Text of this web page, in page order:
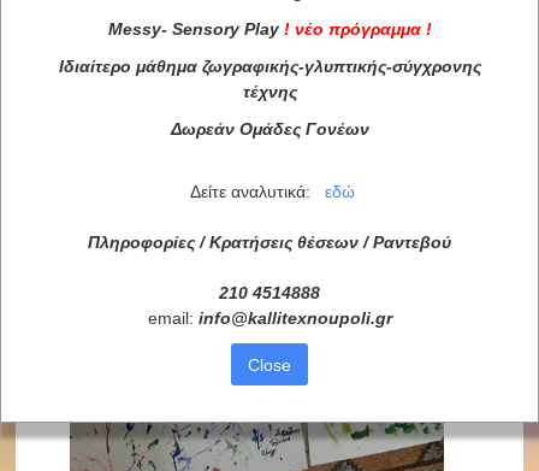
Messy- Sensory Play ! νέο πρόγραμμα !
Ιδιαίτερο μάθημα ζωγραφικής-γλυπτικής-σύγχρονης
τέχνης
Δωρεάν Ομάδες Γονέων
Δείτε αναλυτικά: εδώ
Πληροφορίες / Κρατήσεις θέσεων / Ραντεβού
210 4514888
email: info@kallitexnoupoli.gr
Close